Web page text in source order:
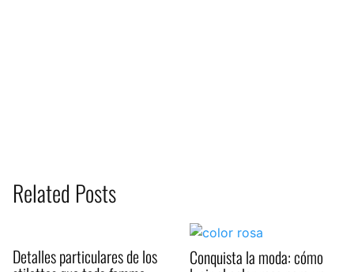
Related Posts
Detalles particulares de los Conquista la moda: cómo